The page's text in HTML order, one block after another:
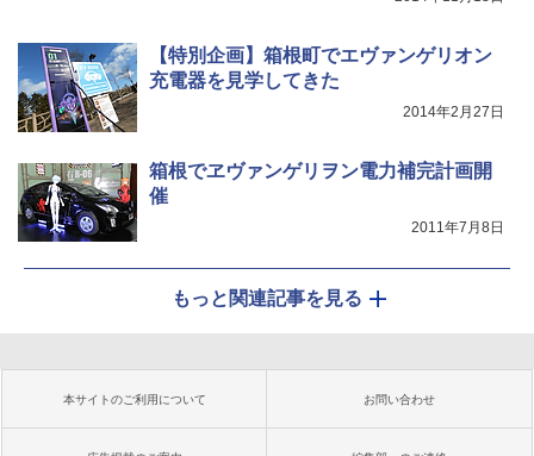
【特別企画】箱根町でエヴァンゲリオン
充電器を見学してきた
2014年2月27日
箱根でヱヴァンゲリヲン電力補完計画開
催
2011年7月8日
もっと関連記事を見る
本サイトのご利用について お問い合わせ